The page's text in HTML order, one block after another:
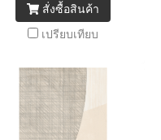
สั่งซื้อสินค้า
เปรียบเทียบ